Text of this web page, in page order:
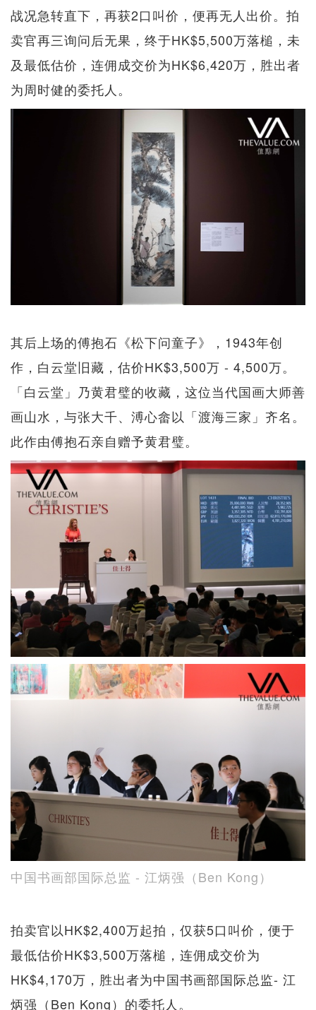
战况急转直下，再获2口叫价，便再无人出价。拍
卖官再三询问后无果，终于HK$5,500万落槌，未
及最低估价，连佣成交价为HK$6,420万，胜出者
为周时健的委托人。
其后上场的傅抱石《松下问童子》，1943年创
作，白云堂旧藏，估价HK$3,500万 - 4,500万。
「白云堂」乃黄君璧的收藏，这位当代国画大师善
画山水，与张大千、溥心畲以「渡海三家」齐名。
此作由傅抱石亲自赠予黄君璧。
中国书画部国际总监 - 江炳强（Ben Kong）
拍卖官以HK$2,400万起拍，仅获5口叫价，便于
最低估价HK$3,500万落槌，连佣成交价为
HK$4,170万，胜出者为中国书画部国际总监- 江
炳强（Ben Kong）的委托人。